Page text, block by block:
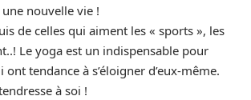
nouvelle vie !
de celles qui aiment les « sports », les
Le yoga est un indispensable pour
ont tendance à s’éloigner d’eux-même.
à soi !